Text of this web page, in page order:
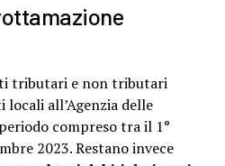
tributari e non tributari
all’Agenzia delle
compreso tra il 1°
2023. Restano invece